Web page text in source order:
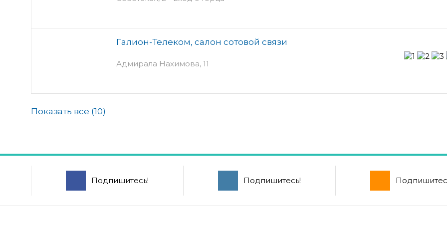
Галион-Телеком, салон сотовой связи
Адмирала Нахимова, 11
Показать все (10)
Подпишитесь! Подпишитесь!